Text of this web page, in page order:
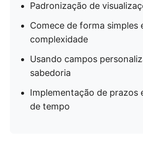
Padronização de
Comece de forma simples
complexidade
Usando campos
sabedoria
Implementação de prazos
de tempo